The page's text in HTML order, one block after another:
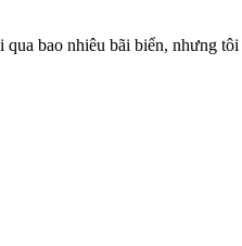
bao nhiêu bãi biển, nhưng